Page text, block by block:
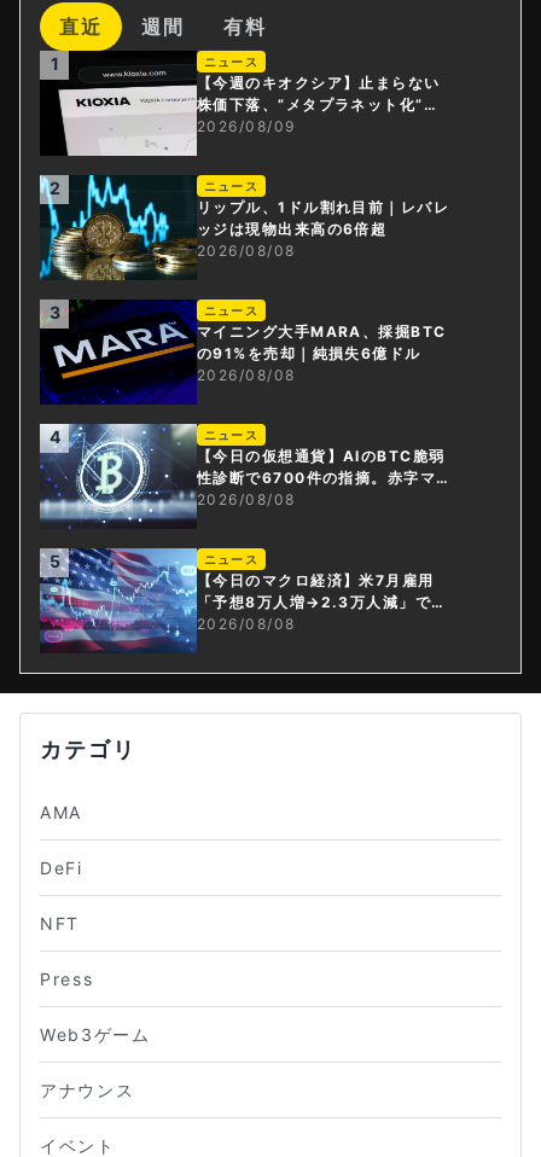
直近 週間 有料
1 ニュース
【今週のキオクシア】止まらない
株価下落、”メタプラネット化”の
指摘は本当？
2026/08/09
2 ニュース
リップル、1ドル割れ目前｜レバレ
ッジは現物出来高の6倍超
2026/08/08
3 ニュース
マイニング大手MARA、採掘BTC
の91%を売却｜純損失6億ドル
2026/08/08
4 ニュース
【今日の仮想通貨】AIのBTC脆弱
性診断で6700件の指摘。赤字マイ
ニング企業はAIに賭ける
2026/08/08
5 ニュース
【今日のマクロ経済】米7月雇用
「予想8万人増→2.3万人減」で利
上げ観測後退
2026/08/08
カテゴリ
AMA
DeFi
NFT
Press
Web3ゲーム
アナウンス
イベント